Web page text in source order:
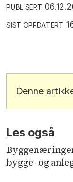
PUBLISERT
SIST OPPDATERT
Denne
Les også
bygge- og